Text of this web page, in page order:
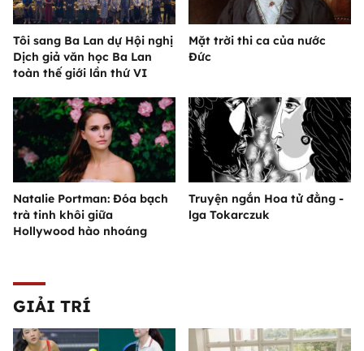
Tôi sang Ba Lan dự Hội nghị
Dịch giả văn học Ba Lan
toàn thế giới lần thứ VI
Mặt trời thi ca của nước
Đức
Natalie Portman: Đóa bạch
trà tinh khôi giữa
Hollywood hào nhoáng
Truyện ngắn Hoa tử đằng -
lga Tokarczuk
GIẢI TRÍ